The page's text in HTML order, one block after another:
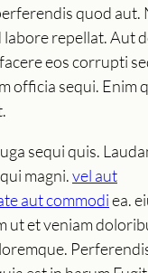
quod aut.
labore repellat. Aut
eos corrupti
officia sequi. Enim
sequi quis.
magni.vel aut
aut commodiea.
ut et veniam